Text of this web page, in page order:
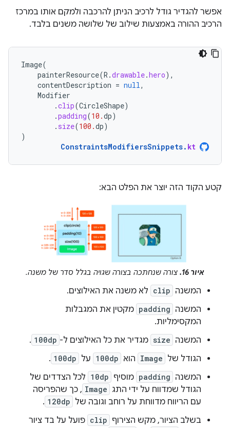
אפשר להגדיר גודל לרכיב הניתן להרכבה ולמקם אותו במרכז
הרכיב ההורה באמצעות שילוב של שלושה משנים בלבד.
Image(
painterResource(R .drawable.hero),
contentDescription = null ,
Modifier
.clip(CircleShape)
.padding(10.dp)
. size(100.dp)
)
ConstraintsModifiersSnippets. kt
קטע הקוד הזה יוצר את הפלט הבא:
איור 16. צורה שנחתכה בצורה שגויה בגלל סדר של משנה.
המשנה clip לא משנה את האילוצים.
המשנה padding מקטין את המגבלות
המקסימליות.
המשנה size מגדיר את כל האילוצים ל- 100dp
.
הגודל של Image הוא 100dp על 100dp
.
המשנה padding מוסיף 10dp לכל הצדדים של
הגודל שמדווח על ידי התג Image , כך שהפריסה
עם הריווח מדווחת על רוחב וגובה של 120dp
.
בשלב הציור, מקש הצירוף clip פועל על בד ציור